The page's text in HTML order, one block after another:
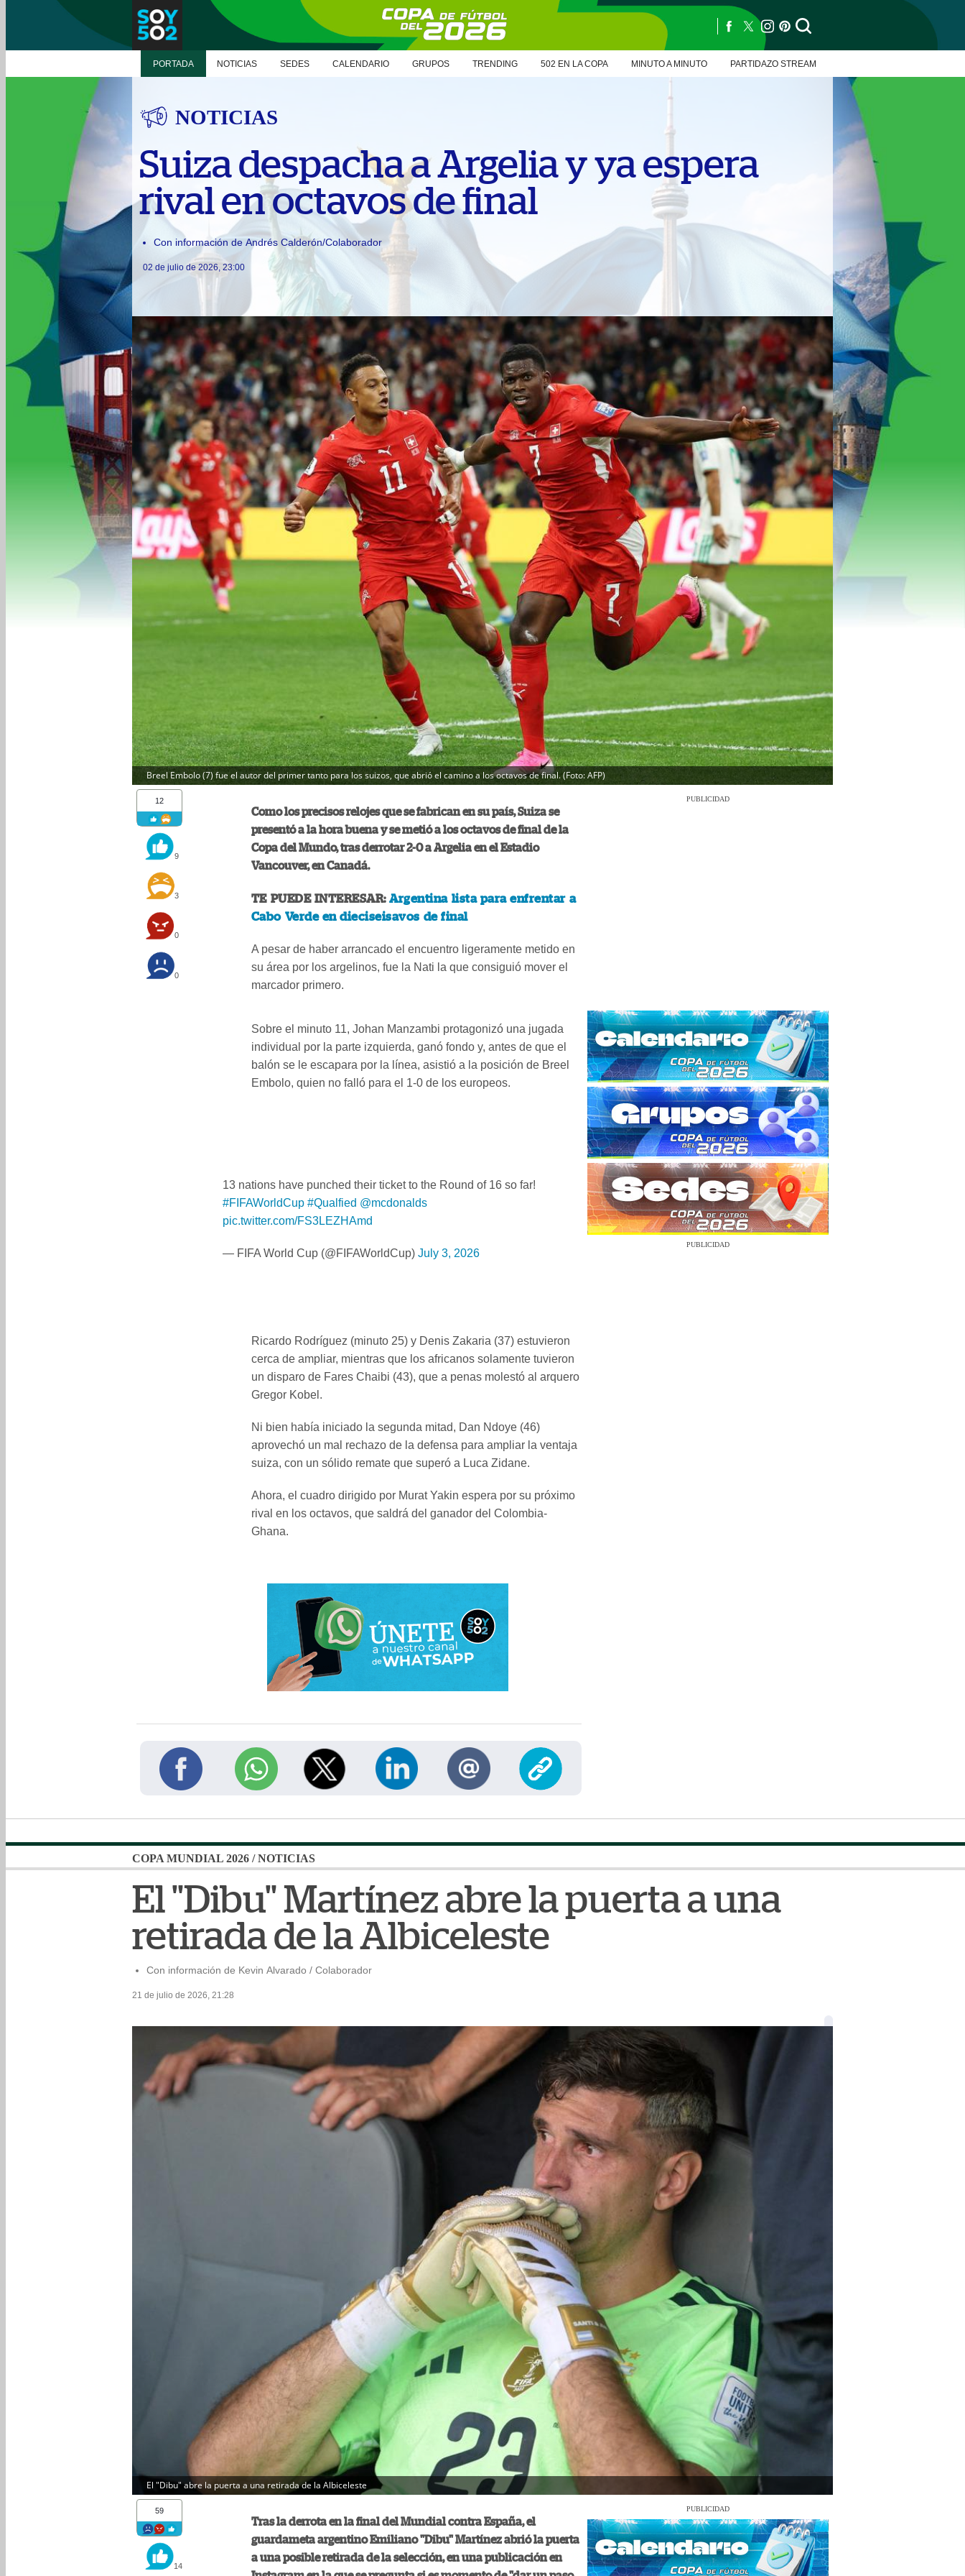
PORTADA NOTICIAS SEDES CALENDARIO GRUPOS TRENDING 502 EN LA COPA MINUTO A MINUTO PARTIDAZO STREAM
NOTICIAS
Suiza despacha a Argelia y ya espera
rival en octavos de final
Con información de Andrés Calderón/Colaborador
02 de julio de 2026, 23:00
Breel Embolo (7) fue el autor del primer tanto para los suizos, que abrió el camino a los octavos de final. (Foto: AFP)
12
9
3
0
0
Como los precisos relojes que se fabrican en su país, Suiza se
presentó a la hora buena y se metió a los octavos de final de la
Copa del Mundo, tras derrotar 2-0 a Argelia en el Estadio
Vancouver, en Canadá.
TE PUEDE INTERESAR:Argentina lista para enfrentar a
Cabo Verde en dieciseisavos de final
A pesar de haber arrancado el encuentro ligeramente metido en
su área por los argelinos, fue la Nati la que consiguió mover el
marcador primero.
Sobre el minuto 11, Johan Manzambi protagonizó una jugada
individual por la parte izquierda, ganó fondo y, antes de que el
balón se le escapara por la línea, asistió a la posición de Breel
Embolo, quien no falló para el 1-0 de los europeos.
13 nations have punched their ticket to the Round of 16 so far!
#FIFAWorldCup #Qualfied @mcdonalds
pic.twitter.com/FS3LEZHAmd
— FIFA World Cup (@FIFAWorldCup) July 3, 2026
Ricardo Rodríguez (minuto 25) y Denis Zakaria (37) estuvieron
cerca de ampliar, mientras que los africanos solamente tuvieron
un disparo de Fares Chaibi (43), que a penas molestó al arquero
Gregor Kobel.
Ni bien había iniciado la segunda mitad, Dan Ndoye (46)
aprovechó un mal rechazo de la defensa para ampliar la ventaja
suiza, con un sólido remate que superó a Luca Zidane.
Ahora, el cuadro dirigido por Murat Yakin espera por su próximo
rival en los octavos, que saldrá del ganador del Colombia-
Ghana.
PUBLICIDAD
PUBLICIDAD
COPA MUNDIAL 2026 /NOTICIAS
El "Dibu" Martínez abre la puerta a una
retirada de la Albiceleste
Con información de Kevin Alvarado / Colaborador
21 de julio de 2026, 21:28
El "Dibu" abre la puerta a una retirada de la Albiceleste
59
14
Tras la derrota en la final del Mundial contra España, el
guardameta argentino Emiliano "Dibu" Martínez abrió la puerta
a una posible retirada de la selección, en una publicación en
PUBLICIDAD